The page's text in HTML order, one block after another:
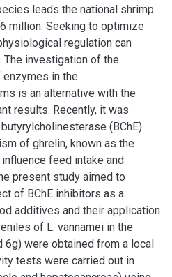
leads the national shrimp
million. Seeking to optimize
regulation can
investigation of the
in the
is an alternative with the
results. Recently, it was
(BChE)
of ghrelin, known as the
influence feed intake and
present study aimed to
of BChE inhibitors as a
additives and their application
of L. vannamei in the
6g) were obtained from a local
tests were carried out in